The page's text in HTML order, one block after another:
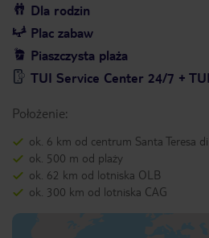
Dla rodzin
Plac zabaw
Piaszczysta plaża
TUI Service Center 24/7 +
Położenie:
ok. 6 km od centrum Santa Teresa
ok. 500 m od plaży
ok. 62 km od lotniska OLB
ok. 300 km od lotniska CAG